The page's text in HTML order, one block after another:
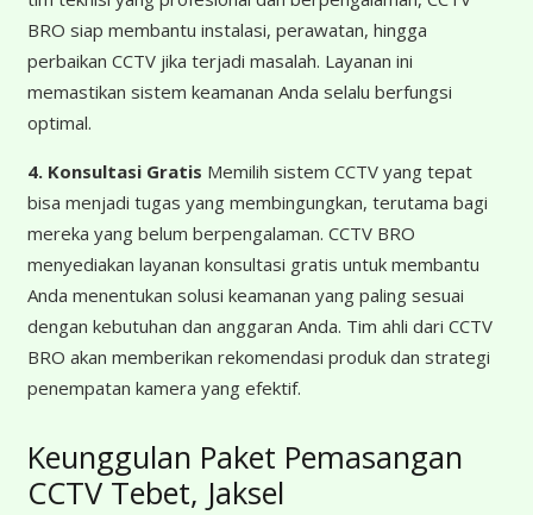
BRO siap membantu instalasi, perawatan, hingga
perbaikan CCTV jika terjadi masalah. Layanan ini
memastikan sistem keamanan Anda selalu berfungsi
optimal.
4. Konsultasi Gratis Memilih sistem CCTV yang tepat
bisa menjadi tugas yang membingungkan, terutama bagi
mereka yang belum berpengalaman. CCTV BRO
menyediakan layanan konsultasi gratis untuk membantu
Anda menentukan solusi keamanan yang paling sesuai
dengan kebutuhan dan anggaran Anda. Tim ahli dari CCTV
BRO akan memberikan rekomendasi produk dan strategi
penempatan kamera yang efektif.
Keunggulan Paket Pemasangan
CCTV Tebet, Jaksel